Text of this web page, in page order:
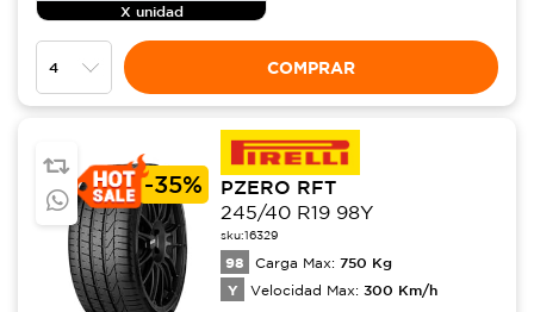
X unidad
COMPRAR
-35%
PZERO RFT
245/40 R19 98Y
sku:16329
98 Carga Max: 750 Kg
Y Velocidad Max: 300 Km/h